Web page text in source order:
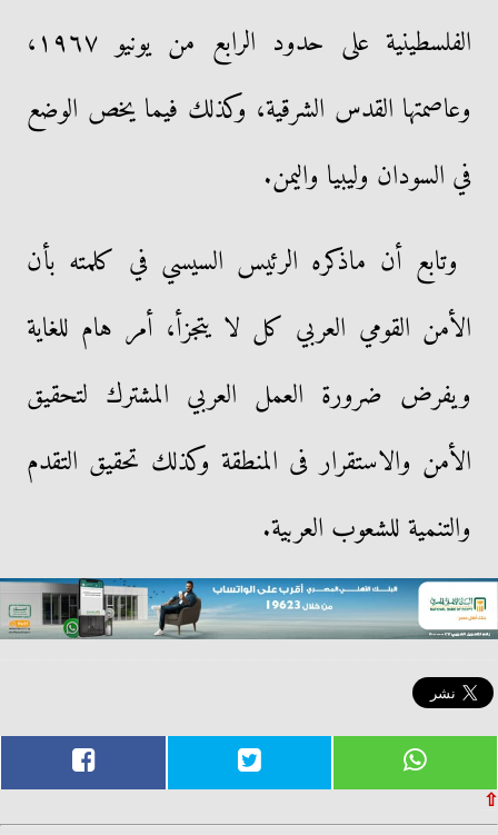
الفلسطينية على حدود الرابع من يونيو ١٩٦٧،
وعاصمتها القدس الشرقية، وكذلك فيما يخص الوضع
في السودان وليبيا واليمن.
وتابع أن ماذكره الرئيس السيسي في كلمته بأن
الأمن القومي العربي كل لا يتجزأ، أمر هام للغاية
ويفرض ضرورة العمل العربي المشترك لتحقيق
الأمن والاستقرار فى المنطقة وكذلك تحقيق التقدم
والتنمية للشعوب العربية.
⇧